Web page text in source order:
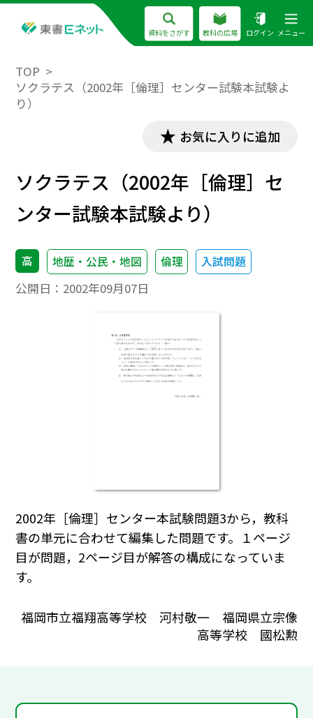
資料をさがす 教科の広場 ログイン メニュー
TOP
ソクラテス（2002年［倫理］センター試験本試験よ
り）
お気に入りに追加
ソクラテス（2002年［倫理］セ
ンター試験本試験より）
高 地歴・公民・地図 倫理 入試問題
公開日： 2002年09月07日
2002年［倫理］センター本試験問題3から，教科
書の単元に合わせて編集した問題です。１ページ
目が問題，2ページ目が解答の構成になっていま
す。
福岡市立福翔高等学校 河村敬一 福岡県立宗像
高等学校 國松勲